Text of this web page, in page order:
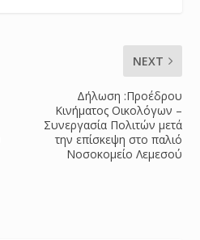
NEXT
Δήλωση :Προέδρου
Κινήματος Οικολόγων –
Συνεργασία Πολιτών μετά
την επίσκεψη στο παλιό
Νοσοκομείο Λεμεσού